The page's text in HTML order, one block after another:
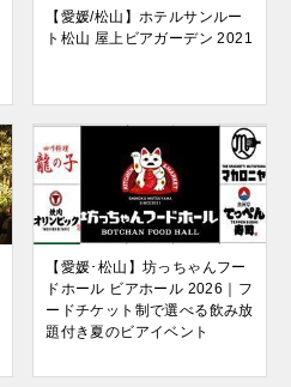
【愛媛/松山】ホテルサンルー
ト松山 屋上ビアガーデン 2021
【愛媛･松山】坊っちゃんフー
ドホール ビアホール 2026｜フ
ードチケット制で選べる飲み放
題付き夏のビアイベント